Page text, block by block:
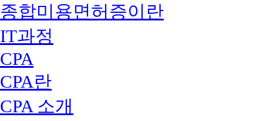
종합미용면허증이란
IT과정
CPA
CPA란
CPA 소개